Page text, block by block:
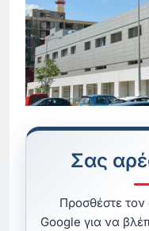
Σας
Προσθέστε τον
Google για να